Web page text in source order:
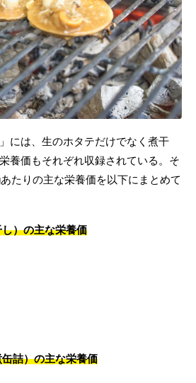
には、生のホタテだけでなく煮干
養価もそれぞれ収録されている。そ
たりの主な栄養価を以下にまとめて
）の主な栄養価
詰）の主な栄養価